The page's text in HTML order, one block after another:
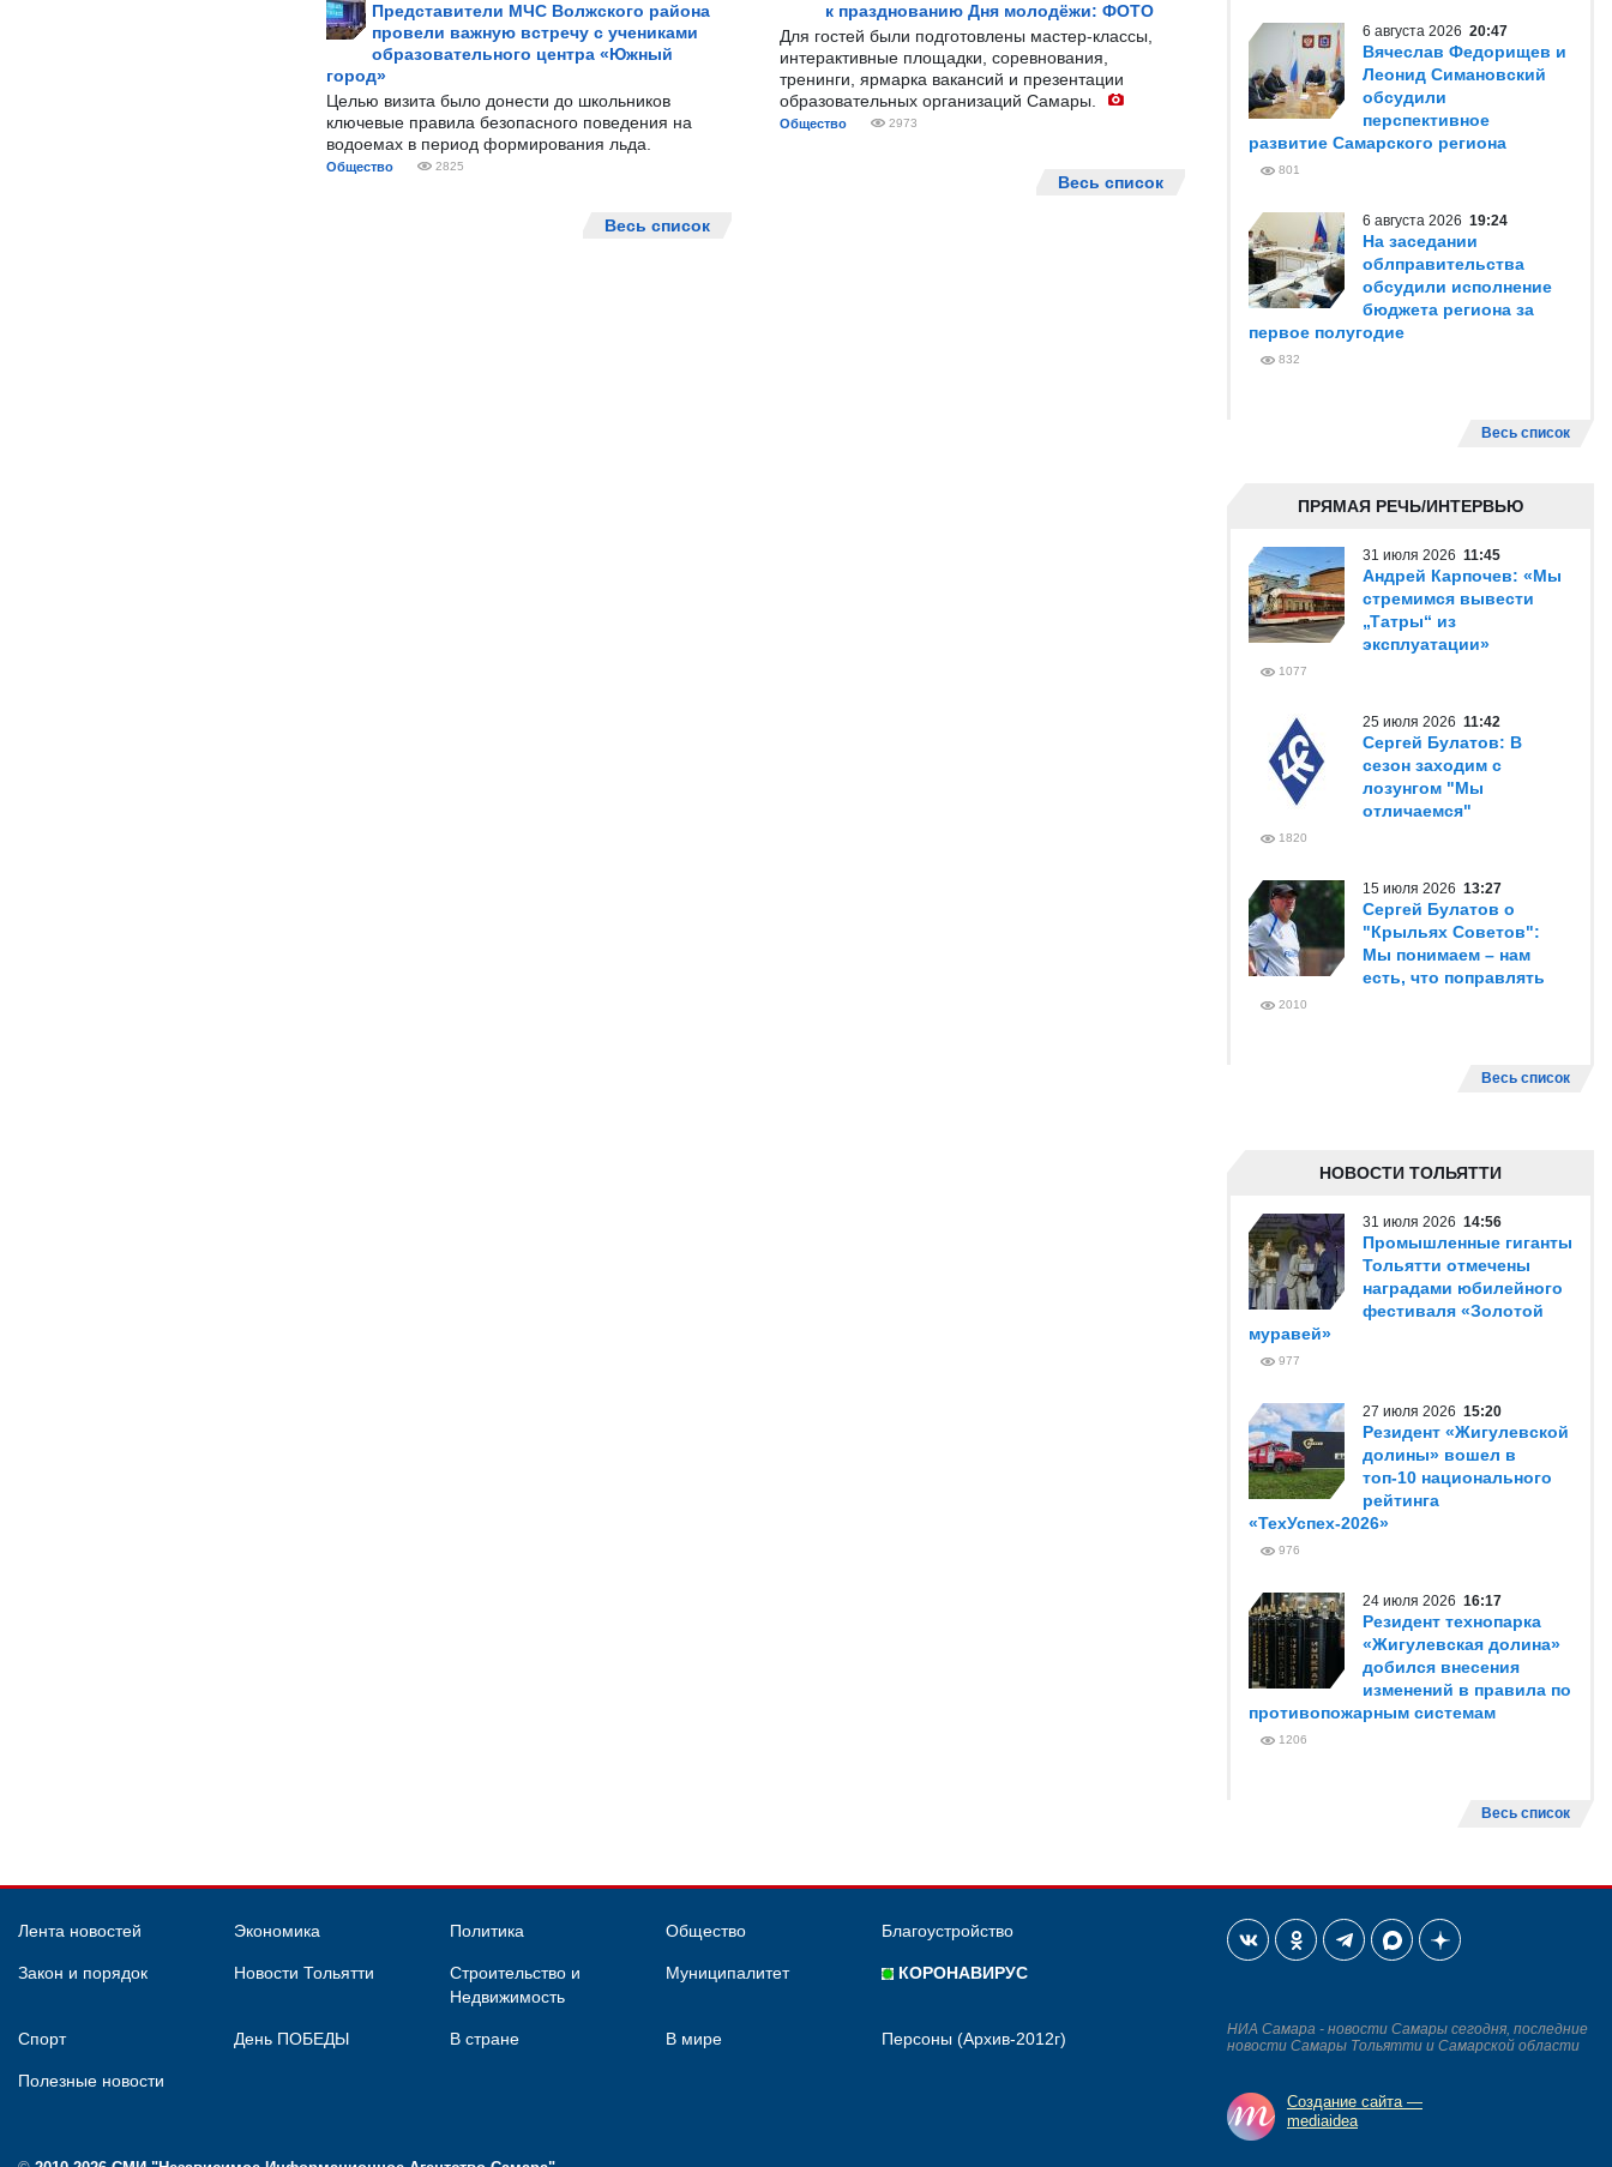
Представители МЧС Волжского района
провели важную встречу с учениками
образовательного центра «Южный
город»
Целью визита было донести до школьников
ключевые правила безопасного поведения на
водоемах в период формирования льда.
Общество 2825
Весь список
к празднованию Дня молодёжи: ФОТО
Для гостей были подготовлены мастер-классы,
интерактивные площадки, соревнования,
тренинги, ярмарка вакансий и презентации
образовательных организаций Самары.
Общество 2973
Весь список
6 августа 2026 20:47
Вячеслав Федорищев и
Леонид Симановский
обсудили
перспективное
развитие Самарского региона
801
6 августа 2026 19:24
На заседании
облправительства
обсудили исполнение
бюджета региона за
первое полугодие
832
Весь список
ПРЯМАЯ РЕЧЬ/ИНТЕРВЬЮ
31 июля 2026 11:45
Андрей Карпочев: «Мы
стремимся вывести
„Татры“ из
эксплуатации»
1077
25 июля 2026 11:42
Сергей Булатов: В
сезон заходим с
лозунгом "Мы
отличаемся"
1820
15 июля 2026 13:27
Сергей Булатов о
"Крыльях Советов":
Мы понимаем – нам
есть, что поправлять
2010
Весь список
НОВОСТИ ТОЛЬЯТТИ
31 июля 2026 14:56
Промышленные гиганты
Тольятти отмечены
наградами юбилейного
фестиваля «Золотой
муравей»
977
27 июля 2026 15:20
Резидент «Жигулевской
долины» вошел в
топ-10 национального
рейтинга
«ТехУспех-2026»
976
24 июля 2026 16:17
Резидент технопарка
«Жигулевская долина»
добился внесения
изменений в правила по
противопожарным системам
1206
Весь список
Лента новостей Экономика Политика Общество Благоустройство
Закон и порядок Новости Тольятти
Строительство и
Недвижимость
Муниципалитет КОРОНАВИРУС
Спорт День ПОБЕДЫ В стране В мире Персоны (Архив-2012г)
Полезные новости
НИА Самара - новости Самары сегодня, последние
новости Самары Тольятти и Самарской области
Создание сайта —
mediaidea